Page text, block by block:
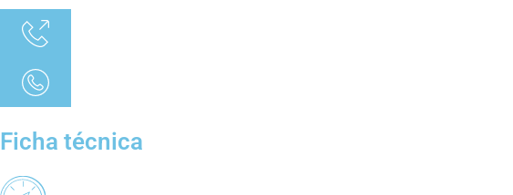
Ficha técnica